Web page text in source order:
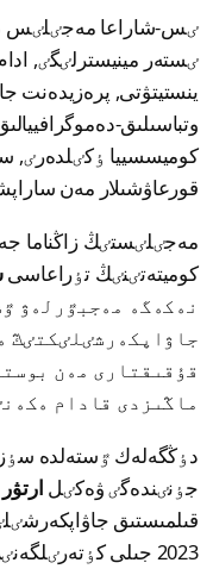
ٸس-شاراعا مەجٸلٸس
ٸستەر مينيسترلٸگٸ,
ينستيتۋتى, پرەزيدەنت
وتباسىلىق-
كوميسسييا ٶكٸلدەرٸ,
قورعاۋشىلار مەن
مەجٸلٸستٸڭ زاڭناما
كوميتەتٸنٸڭ تٶراعاسى
نەكەگە مەجبٷرلەۋ
جاۋاپكەرشٸلٸكتٸڭ
قۇقىقتارى مەن
ماڭىزدى قادام
دٶڭگەلەك ٷستەلدە
جٶنٸندەگٸ ۋەكٸل
قىلمىستىق
2023 جىلى